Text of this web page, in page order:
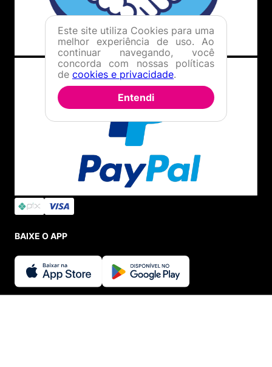
BAIXE O APP
Este site utiliza Cookies para uma
melhor experiência de uso. Ao
continuar navegando, você
concorda com nossas políticas
de cookies e privacidade.
Entendi